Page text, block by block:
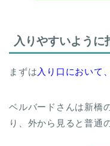
入りやすいように
まずは 入り口において
ベルバードさんは新橋
り、外から見ると普通